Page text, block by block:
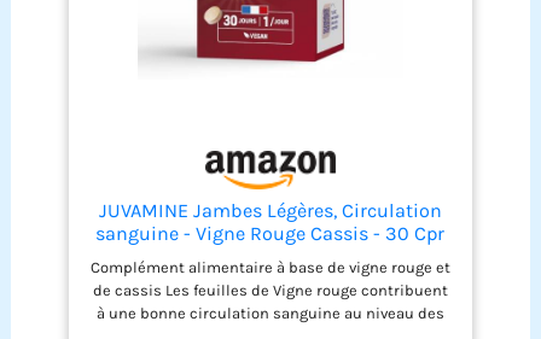
JUVAMINE Jambes Légères, Circulation
sanguine - Vigne Rouge Cassis - 30 Cpr
Complément alimentaire à base de vigne rouge et
de cassis Les feuilles de Vigne rouge contribuent
à une bonne circulation sanguine au niveau des